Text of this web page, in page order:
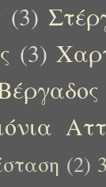
(3)
(3)
(2)